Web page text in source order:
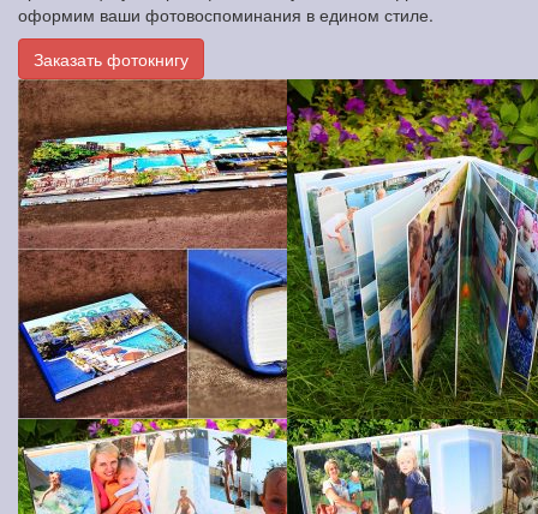
оформим ваши фотовоспоминания в едином стиле.
Заказать фотокнигу